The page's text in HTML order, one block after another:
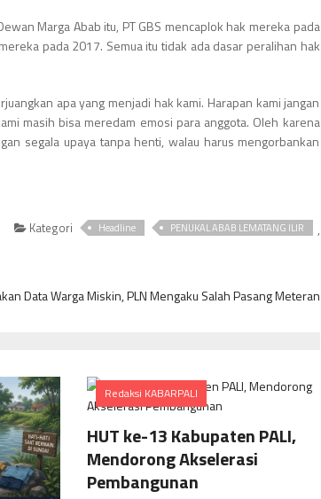
Marga Abab itu, PT GBS mencaplok hak mereka pada
pada 2017. Semua itu tidak ada dasar peralihan hak
apa yang menjadi hak kami. Harapan kami jangan
masih bisa meredam emosi para anggota. Oleh karena
segala upaya tanpa henti, walau harus mengorbankan
Kategori Headline ,
PENUKAL ABAB LEMATANG ILIR
Data Warga Miskin, PLN Mengaku Salah Pasang Meteran
Redaksi KABARPALI
HUT ke-13 Kabupaten PALI,
Mendorong Akselerasi
Pembangunan